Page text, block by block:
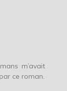
m’avait
ce roman.